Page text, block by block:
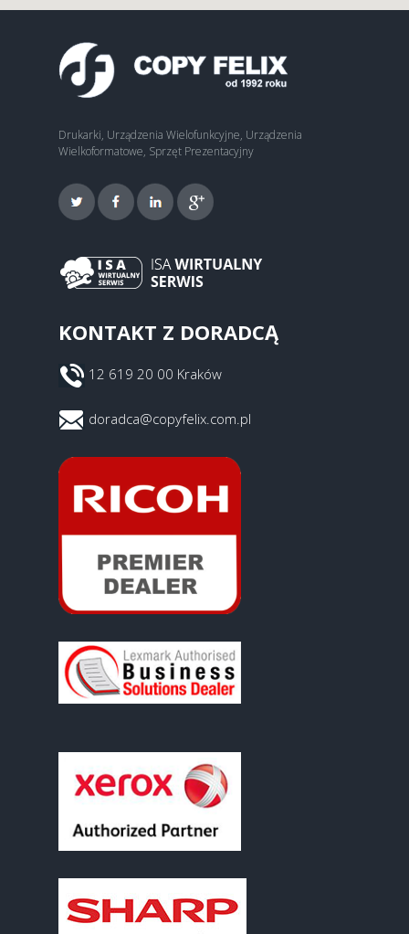
Drukarki, Urządzenia Wielofunkcyjne, Urządzenia
Wielkoformatowe, Sprzęt Prezentacyjny
KONTAKT Z DORADCĄ
12 619 20 00 Kraków
doradca@copyfelix.com.pl